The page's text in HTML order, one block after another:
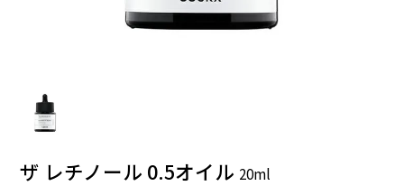
ザ レチノール 0.5オイル 20ml